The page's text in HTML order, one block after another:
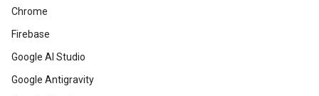
Chrome
Firebase
Google AI Studio
Google Antigravity